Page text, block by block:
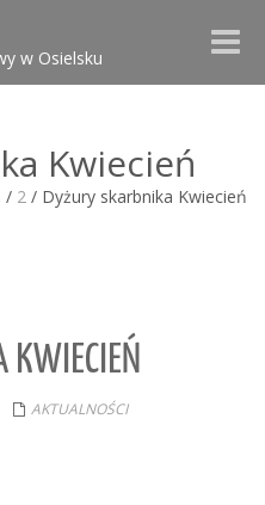
w Osielsku
Toggle
Kwiecień
/ 2 / Dyżury skarbnika Kwiecień
KWIECIEŃ
AKTUALNOŚCI